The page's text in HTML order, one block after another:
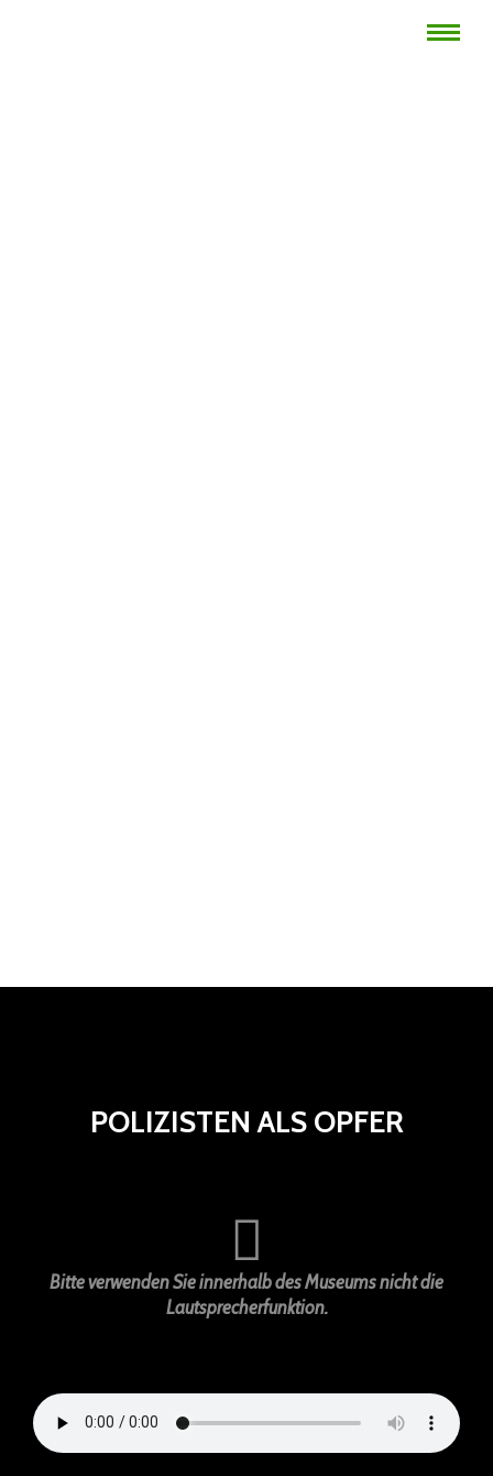
POLIZISTEN ALS OPFER
Bitte verwenden Sie innerhalb des Museums nicht die
Lautsprecherfunktion.